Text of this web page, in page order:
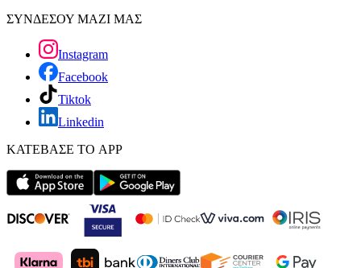
ΣΥΝΔΕΣΟΥ ΜΑΖΙ ΜΑΣ
Instagram
Facebook
Tiktok
Linkedin
ΚΑΤΕΒΑΣΕ ΤΟ APP